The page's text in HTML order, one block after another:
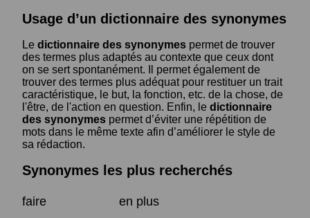
Usage d’un dictionnaire des synonymes
Le dictionnaire des synonymes permet de trouver
des termes plus adaptés au contexte que ceux dont
on se sert spontanément. Il permet également de
trouver des termes plus adéquat pour restituer un trait
caractéristique, le but, la fonction, etc. de la chose, de
l'être, de l'action en question. Enfin, le dictionnaire
des synonymes permet d’éviter une répétition de
mots dans le même texte afin d’améliorer le style de
sa rédaction.
Synonymes les plus recherchés
faire
en plus